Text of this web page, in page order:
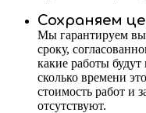
Сохраняем
Мы гарантируем
сроку,
какие работы
сколько времени
стоимость работ и
отсутствуют.